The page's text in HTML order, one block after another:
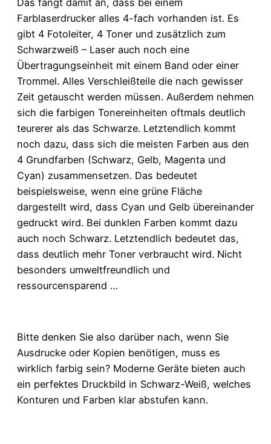
Das fängt damit an, dass bei einem
Farblaserdrucker alles 4-fach vorhanden ist. Es
gibt 4 Fotoleiter, 4 Toner und zusätzlich zum
Schwarzweiß – Laser auch noch eine
Übertragungseinheit mit einem Band oder einer
Trommel. Alles Verschleißteile die nach gewisser
Zeit getauscht werden müssen. Außerdem nehmen
sich die farbigen Tonereinheiten oftmals deutlich
teurerer als das Schwarze. Letztendlich kommt
noch dazu, dass sich die meisten Farben aus den
4 Grundfarben (Schwarz, Gelb, Magenta und
Cyan) zusammensetzen. Das bedeutet
beispielsweise, wenn eine grüne Fläche
dargestellt wird, dass Cyan und Gelb übereinander
gedruckt wird. Bei dunklen Farben kommt dazu
auch noch Schwarz. Letztendlich bedeutet das,
dass deutlich mehr Toner verbraucht wird. Nicht
besonders umweltfreundlich und
ressourcensparend …
Bitte denken Sie also darüber nach, wenn Sie
Ausdrucke oder Kopien benötigen, muss es
wirklich farbig sein? Moderne Geräte bieten auch
ein perfektes Druckbild in Schwarz-Weiß, welches
Konturen und Farben klar abstufen kann.